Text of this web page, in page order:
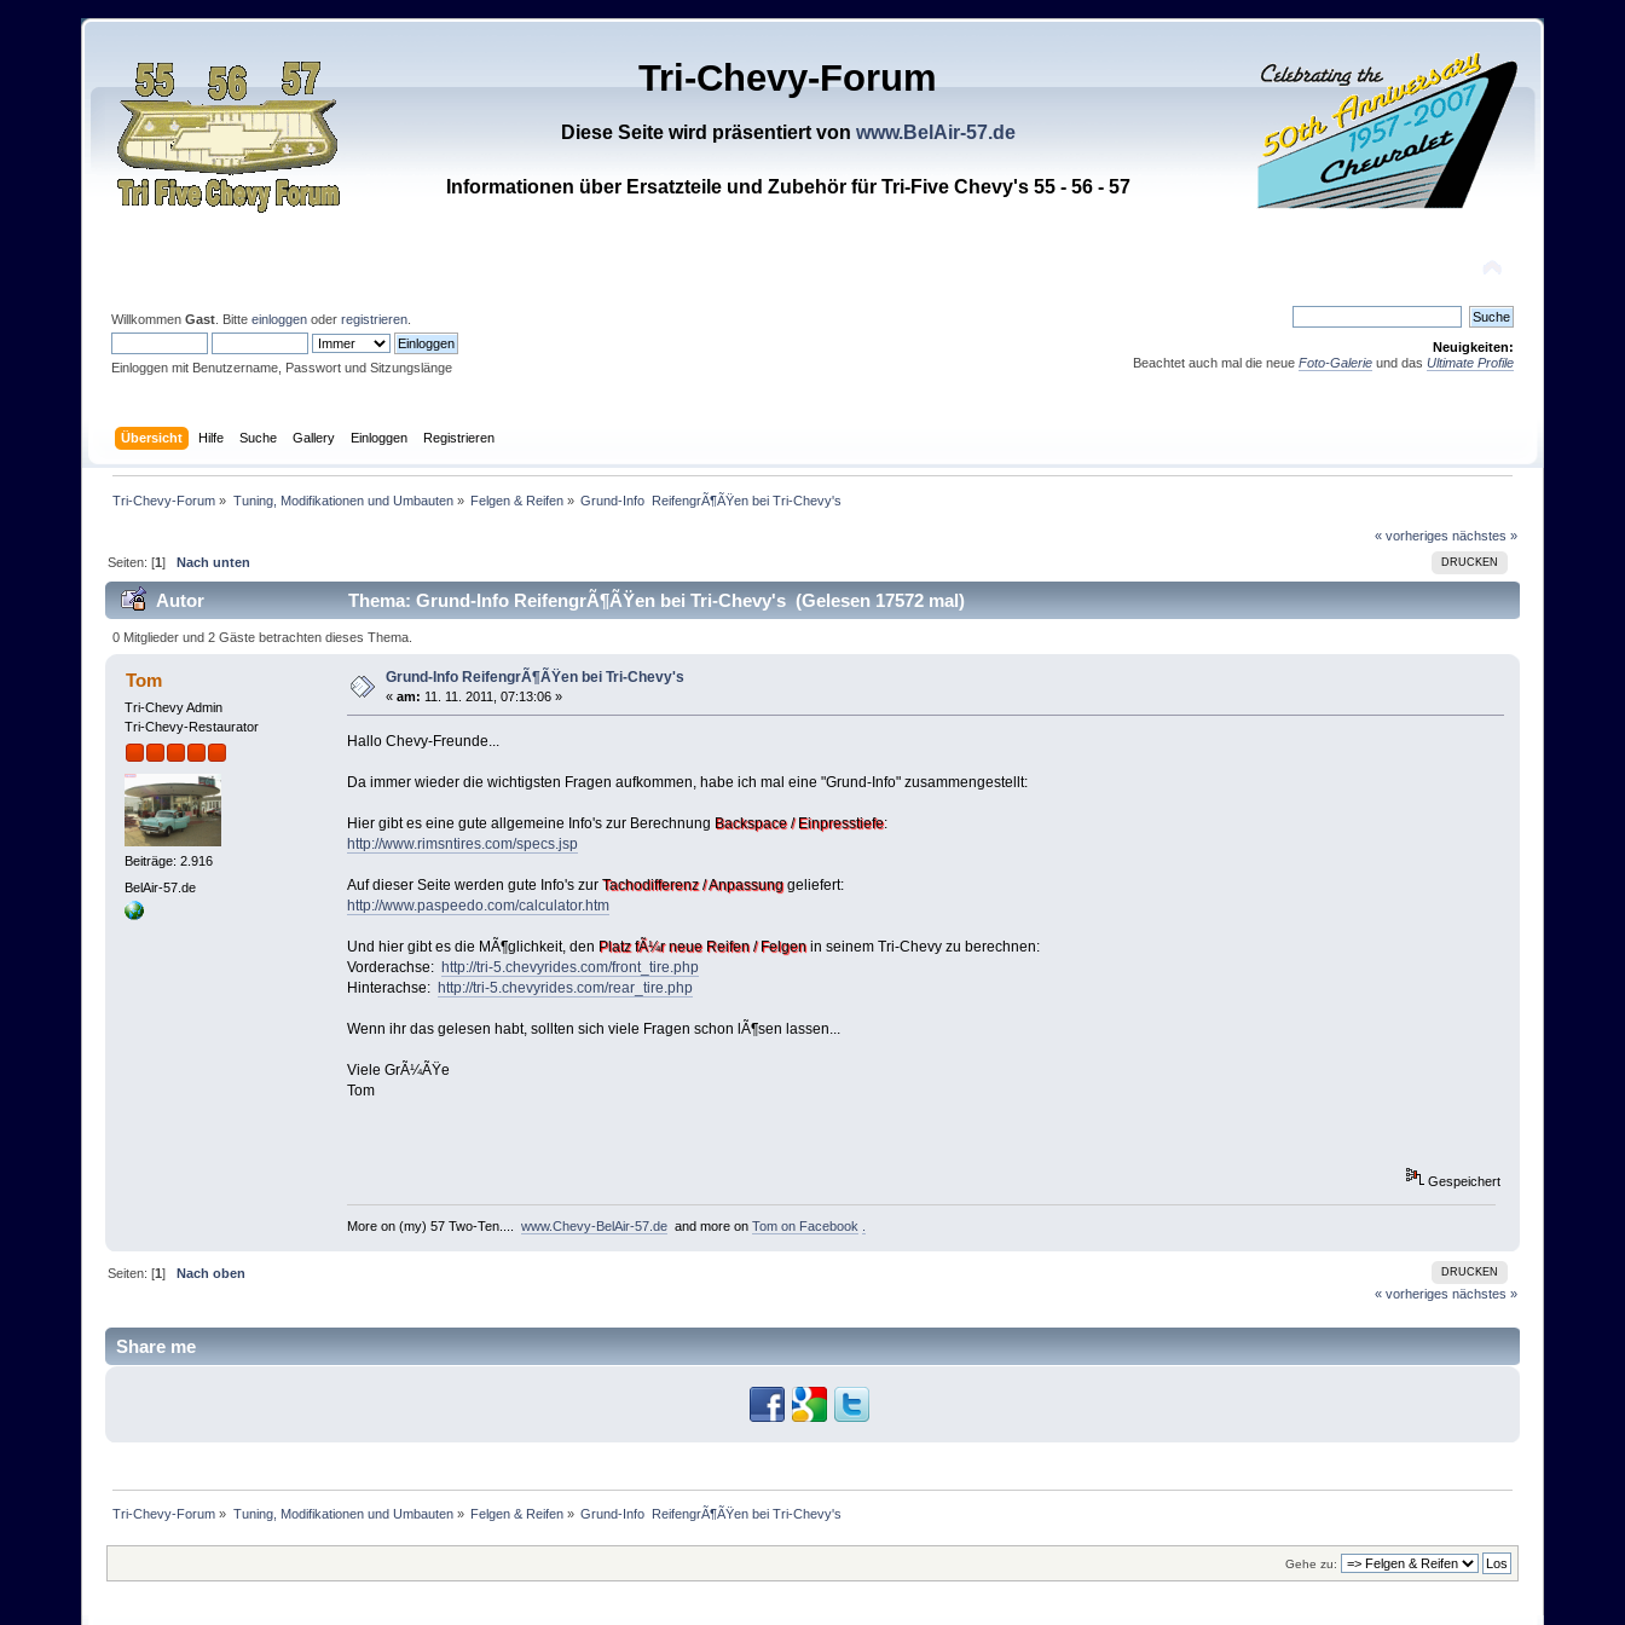
Tri-Chevy-Forum
Diese Seite wird präsentiert von www.BelAir-57.de
Informationen über Ersatzteile und Zubehör für Tri-Five Chevy's 55 - 56 - 57
WillkommenGast . Bitteeinloggen oderregistrieren
Einloggen mit Benutzername, Passwort und Sitzungslänge
Neuigkeiten:
Beachtet auch mal die neue Foto-Galerieund das Ultimate Profile
Übersicht Hilfe Suche Gallery Einloggen Registrieren
Tri-Chevy-Forum » Tuning, Modifikationen und Umbauten» Felgen & Reifen » Grund-Info  ReifengrÃ¶ÃŸen bei Tri-Chevy's
« vorheriges nächstes »
DRUCKEN
Seiten: [1] Nach unten
Autor Thema: Grund-Info ReifengrÃ¶ÃŸen bei Tri-Chevy's (Gelesen 17572 mal)
0 Mitglieder und 2 Gäste betrachten dieses Thema.
Tom
Tri-Chevy Admin
Tri-Chevy-Restaurator
Beiträge: 2.916
BelAir-57.de
Grund-Info ReifengrÃ¶ÃŸen bei Tri-Chevy's
«am: 11. 11. 2011, 07:13:06 »
Hallo Chevy-Freunde...
Da immer wieder die wichtigsten Fragen aufkommen, habe ich mal eine "Grund-Info" zusammengestellt:
Hier gibt es eine gute allgemeine Info's zur Berechnung Backspace / Einpresstiefe:
http://www.rimsntires.com/specs.jsp
Auf dieser Seite werden gute Info's zur Tachodifferenz / Anpassunggeliefert:
http://www.paspeedo.com/calculator.htm
Und hier gibt es die MÃ¶glichkeit, den Platz fÃ¼r neue Reifen / Felgenin seinem Tri-Chevy zu berechnen:
Vorderachse: http://tri-5.chevyrides.com/front_tire.php
Hinterachse: http://tri-5.chevyrides.com/rear_tire.php
Wenn ihr das gelesen habt, sollten sich viele Fragen schon lÃ¶sen lassen...
Viele GrÃ¼ÃŸe
Tom
Gespeichert
More on (my) 57 Two-Ten.... www.Chevy-BelAir-57.deand more on Tom on Facebook
DRUCKEN
Seiten: [1]Nach oben
« vorheriges nächstes »
Share me
Tri-Chevy-Forum » Tuning, Modifikationen und Umbauten» Felgen & Reifen » Grund-Info  ReifengrÃ¶ÃŸen bei Tri-Chevy's
Gehe zu: